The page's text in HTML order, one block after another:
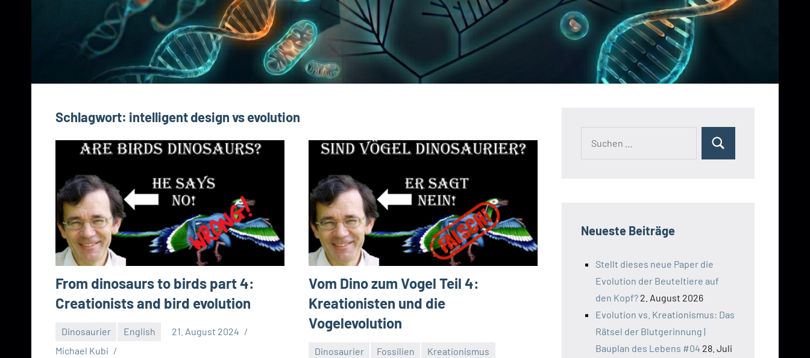
Schlagwort: intelligent design vs evolution
From dinosaurs to birds part 4:
Creationists and bird evolution
Dinosaurier English
21. August 2024
Michael Kubi
Vom Dino zum Vogel Teil 4:
Kreationisten und die
Vogelevolution
Dinosaurier Fossilien
Kreationismus
Suchen
Neueste Beiträge
Stellt dieses neue Paper die
Evolution der Beuteltiere auf
den Kopf? 2. August 2026
Evolution vs. Kreationismus: Das
Rätsel der Blutgerinnung |
Bauplan des Lebens #04 28. Juli